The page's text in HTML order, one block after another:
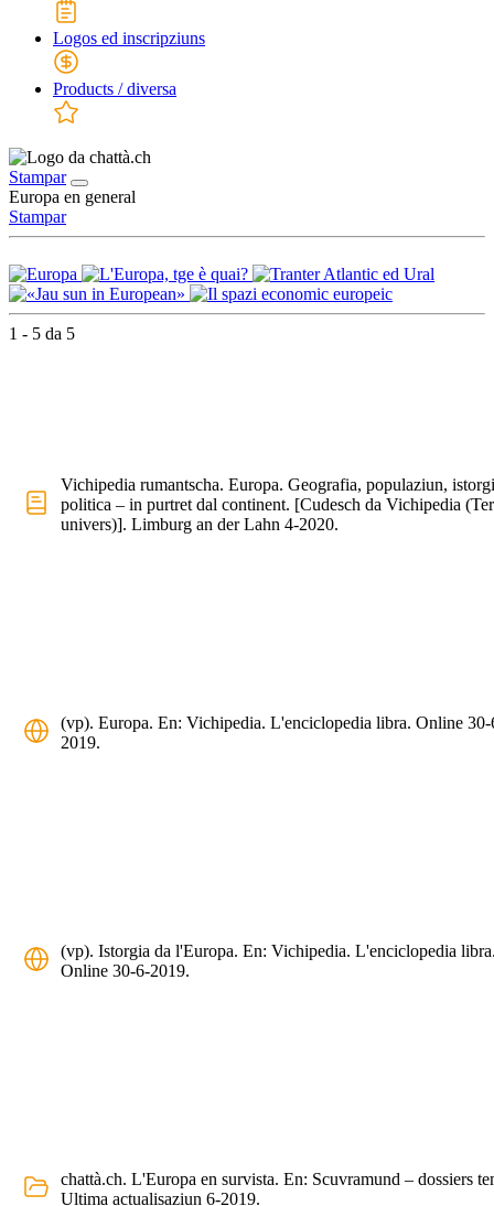
Logos ed inscripziuns
Products / diversa
Stampar
Europa en general
Stampar
1 - 5 da 5
Vichipedia rumantscha. Europa. Geografia, populaziun,
politica – in purtret dal continent. [Cudesch da Vichipedia
univers)]. Limburg an der Lahn 4-2020.
(vp). Europa. En: Vichipedia. L'enciclopedia libra. Online 30-
2019.
(vp). Istorgia da l'Europa. En: Vichipedia. L'enciclopedia
Online 30-6-2019.
chattà.ch. L'Europa en survista. En: Scuvramund – dossiers
Ultima actualisaziun 6-2019.